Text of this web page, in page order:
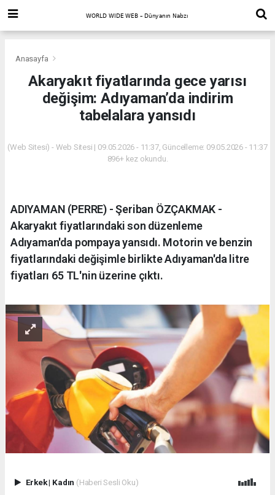
Anasayfa
Akaryakıt fiyatlarında gece yarısı
değişim: Adıyaman’da indirim
tabelalara yansıdı
(Web Sitesi) - Web Sitesi | 09.05.2026 - 11:37, Güncelleme: 09.05.2026 - 11:37
896+ kez okundu.
ADIYAMAN (PERRE) - Şeriban ÖZÇAKMAK -
Akaryakıt fiyatlarındaki son düzenleme
Adıyaman'da pompaya yansıdı. Motorin ve benzin
fiyatlarındaki değişimle birlikte Adıyaman'da litre
fiyatları 65 TL'nin üzerine çıktı.
Erkek| Kadın (Haberi Sesli Oku)